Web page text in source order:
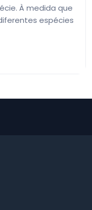
À medida que
espécies